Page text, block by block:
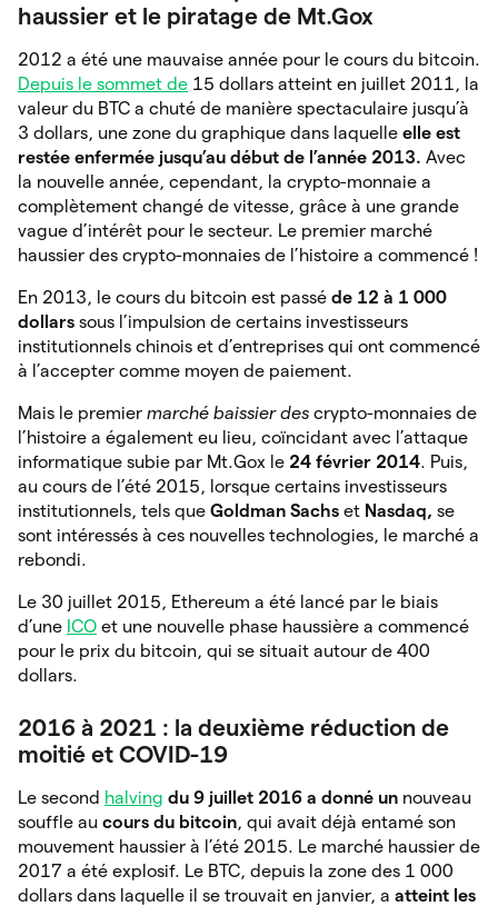
haussier et le piratage de Mt.Gox
2012 a été une mauvaise année pour le cours du bitcoin.
Depuis le sommet de 15 dollars atteint en juillet 2011, la
valeur du BTC a chuté de manière spectaculaire jusqu’à
3 dollars, une zone du graphique dans laquelle elle est
restée enfermée jusqu’au début de l’année 2013. Avec
la nouvelle année, cependant, la crypto-monnaie a
complètement changé de vitesse, grâce à une grande
vague d’intérêt pour le secteur. Le premier marché
haussier des crypto-monnaies de l’histoire a commencé !
En 2013, le cours du bitcoin est passé de 12 à 1 000
dollars sous l’impulsion de certains investisseurs
institutionnels chinois et d’entreprises qui ont commencé
à l’accepter comme moyen de paiement.
Mais le premier marché baissier des crypto-monnaies de
l’histoire a également eu lieu, coïncidant avec l’attaque
informatique subie par Mt.Gox le 24 février 2014. Puis,
au cours de l’été 2015, lorsque certains investisseurs
institutionnels, tels que Goldman Sachs et Nasdaq, se
sont intéressés à ces nouvelles technologies, le marché a
rebondi.
Le 30 juillet 2015, Ethereum a été lancé par le biais
d’une ICO et une nouvelle phase haussière a commencé
pour le prix du bitcoin, qui se situait autour de 400
dollars.
2016 à 2021 : la deuxième réduction de
moitié et COVID-19
Le second halving du 9 juillet 2016 a donné un nouveau
souffle au cours du bitcoin, qui avait déjà entamé son
mouvement haussier à l’été 2015. Le marché haussier de
2017 a été explosif. Le BTC, depuis la zone des 1 000
dollars dans laquelle il se trouvait en janvier, a atteint les